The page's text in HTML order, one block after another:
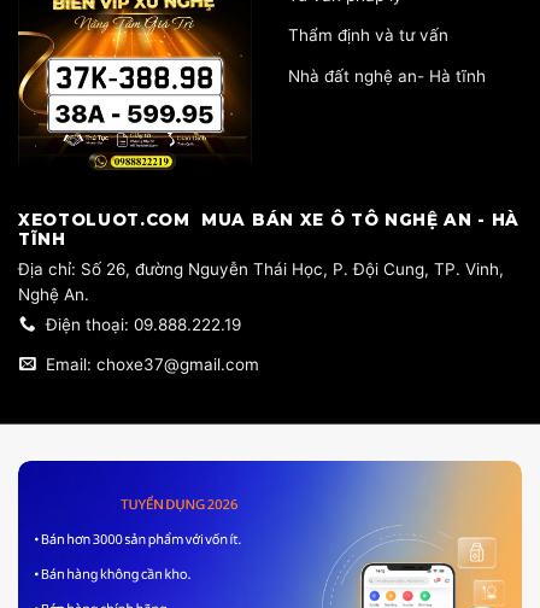
Thẩm định và tư vấn
Nhà đất nghệ an- Hà tĩnh
​XEOTOLUOT.COM MUA BÁN XE Ô TÔ NGHỆ AN - HÀ
TĨNH
​Địa chỉ: Số 26, đường Nguyễn Thái Học, P. Đội Cung, TP. Vinh,
Nghệ An.
Điện thoại: 09.888.222.19
Email: choxe37@gmail.com